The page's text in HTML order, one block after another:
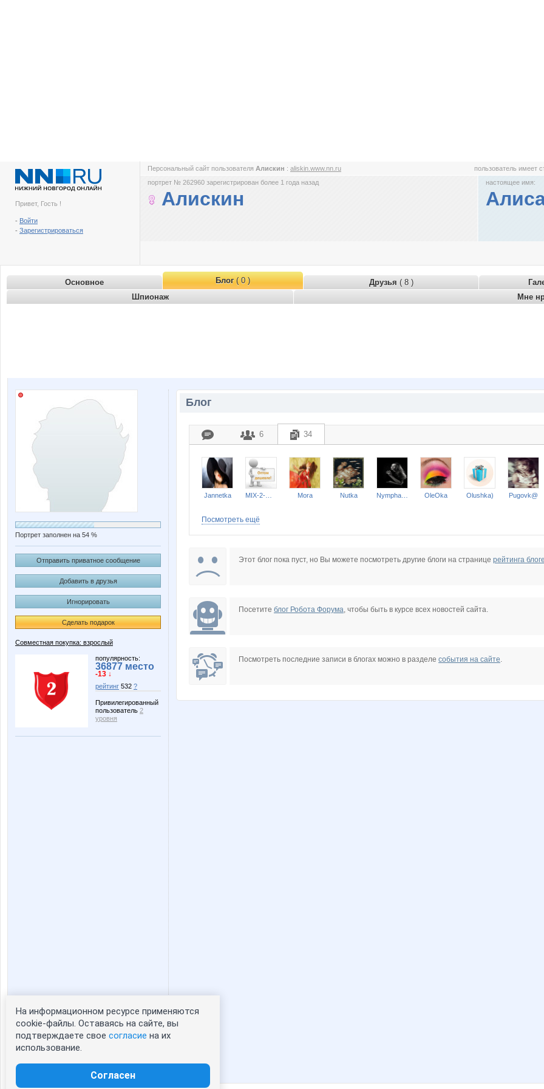
Привет, Гость !
- Войти
- Зарегистрироваться
Персональный сайт пользователя Алискин : aliskin.www.nn.ru пользователь имеет
портрет № 262960 зарегистрирован более 1 года назад
Алискин
настоящее имя:
Основное Блог( 0 ) Друзья ( 8 )
Шпионаж
Мне
Портрет заполнен на 54 %
Отправить приватное сообщение
Добавить в друзья
Игнорировать
Сделать подарок
Совместная покупка: взрослый
популярность:
36877 место
-13 ↓
рейтинг 532 ?
Привилегированный
пользователь 2
уровня
Статистика портрета:
сейчас просматривают портрет - 0
зарегистрированные пользователи
Блог
6 34
Jannetka Mora Nutka OleOka Olushka) Pugovk@
Посмотреть ещё
Этот блог пока пуст, но Вы можете посмотреть другие блоги на странице рейтинга
Посетите блог Робота Форума, чтобы быть в курсе всех новостей сайта.
Посмотреть последние записи в блогах можно в разделе события на сайте.
На информационном ресурсе применяются
cookie-файлы. Оставаясь на сайте, вы
подтверждаете свое согласие на их
использование.
Согласен